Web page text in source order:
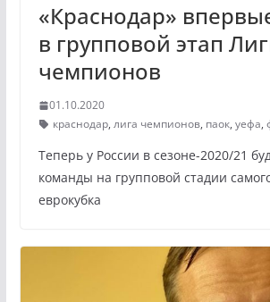
«Краснодар»
в групповой этап
чемпионов
01.10.2020
краснодар, лига чемпионов, паок, уефа,
Теперь у России в сезоне-2020/21
команды на групповой стадии
еврокубка